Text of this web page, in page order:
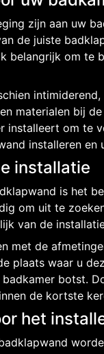
zijn aan uw
de juiste
belangrijk om
materialen bij
installeert om te
installeren en
installatie
is het
om uit te
van de
met de
plaats waar u
botst.
de kortste
het